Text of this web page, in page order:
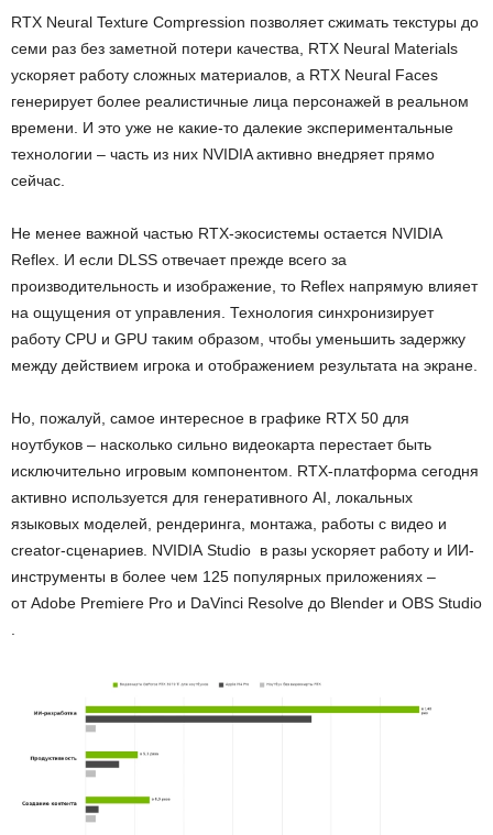
RTX Neural Texture Compression позволяет сжимать текстуры до
семи раз без заметной потери качества, RTX Neural Materials
ускоряет работу сложных материалов, а RTX Neural Faces
генерирует более реалистичные лица персонажей в реальном
времени. И это уже не какие-то далекие экспериментальные
технологии – часть из них NVIDIA активно внедряет прямо
сейчас.
Не менее важной частью RTX-экосистемы остается NVIDIA
Reflex. И если DLSS отвечает прежде всего за
производительность и изображение, то Reflex напрямую влияет
на ощущения от управления. Технология синхронизирует
работу CPU и GPU таким образом, чтобы уменьшить задержку
между действием игрока и отображением результата на экране.
Но, пожалуй, самое интересное в графике RTX 50 для
ноутбуков – насколько сильно видеокарта перестает быть
исключительно игровым компонентом. RTX-платформа сегодня
активно используется для генеративного AI, локальных
языковых моделей, рендеринга, монтажа, работы с видео и
creator-сценариев. NVIDIA Studio в разы ускоряет работу и ИИ-
инструменты в более чем 125 популярных приложениях –
от Adobe Premiere Pro и DaVinci Resolve до Blender и OBS Studio
.